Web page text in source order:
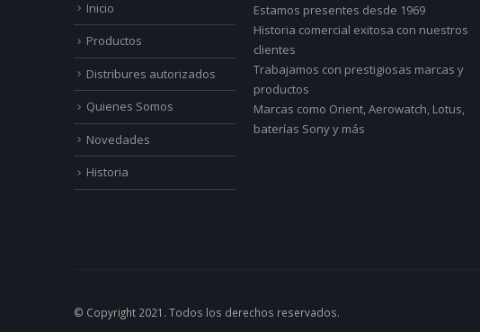
Inicio
Productos
Distribures autorizados
Quienes Somos
Novedades
Historia
Estamos presentes desde 1969
Historia comercial exitosa con nuestros
clientes
Trabajamos con prestigiosas marcas y
productos
Marcas como Orient, Aerowatch, Lotus,
baterías Sony y más
© Copyright 2021. Todos los derechos reservados.